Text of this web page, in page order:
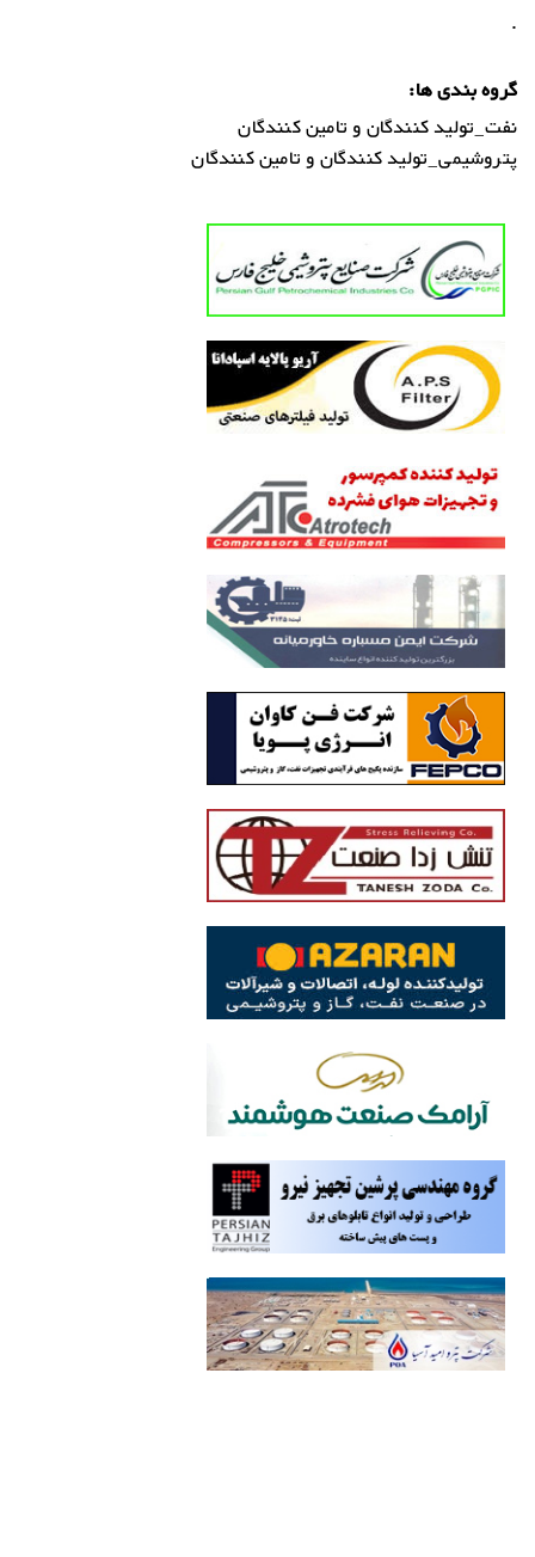
.
گروه بندی ها:
نفت_تولید کنندگان و تامین کنندگان
پتروشیمی_تولید کنندگان و تامین کنندگان